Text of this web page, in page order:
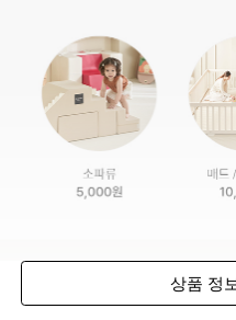
상품 정